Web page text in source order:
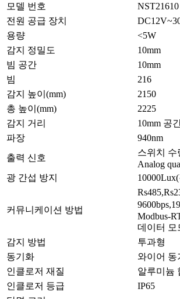
모델 번호
NST21610
전원 공급 장치
용량
<5W
감지 정밀도
10mm
빔 공간
10mm
빔
216
감지 높이(mm)
2150
총 높이(mm)
2225
감지 거리
10mm 공
파장
940nm
출력 신호
스위치 수
Analog
광 간섭 방지
커뮤니케이션 방법
Modbus-
데이터 모
감지 방법
투과형
동기화
와이어 동
인클로저 재질
알루미늄
인클로저 등급
IP65